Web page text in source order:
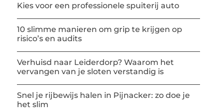
Kies voor een professionele spuiterij auto
10 slimme manieren om grip te krijgen op
risico’s en audits
Verhuisd naar Leiderdorp? Waarom het
vervangen van je sloten verstandig is
Snel je rijbewijs halen in Pijnacker: zo doe je
het slim